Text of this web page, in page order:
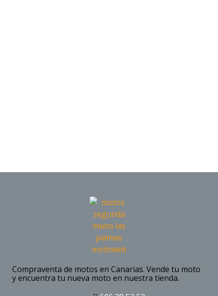
Compraventa de motos en Canarias. Vende tu moto
y encuentra tu nueva moto en nuestra tienda.